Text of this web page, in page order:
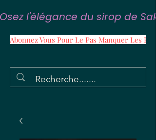
Osez l'élégance du sirop de
Abonnez Vous Pour Le Pas Manquer Les